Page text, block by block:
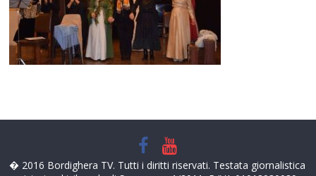
� 2016 Bordighera TV. Tutti i diritti riservati. Testata giornalistica